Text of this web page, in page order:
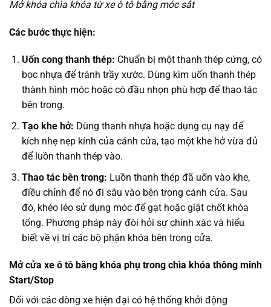
Mở khóa chìa khóa từ xe ô tô bằng móc sắt
Các bước thực hiện:
Uốn cong thanh thép: Chuẩn bị một thanh thép cứng, có
bọc nhựa để tránh trầy xước. Dùng kìm uốn thanh thép
thành hình móc hoặc có đầu nhọn phù hợp để thao tác
bên trong.
Tạo khe hở: Dùng thanh nhựa hoặc dụng cụ nạy để
kích nhẹ nẹp kính của cánh cửa, tạo một khe hở vừa đủ
để luồn thanh thép vào.
Thao tác bên trong: Luồn thanh thép đã uốn vào khe,
điều chỉnh để nó đi sâu vào bên trong cánh cửa. Sau
đó, khéo léo sử dụng móc để gạt hoặc giật chốt khóa
tổng. Phương pháp này đòi hỏi sự chính xác và hiểu
biết về vị trí các bộ phận khóa bên trong cửa.
Mở cửa xe ô tô bằng khóa phụ trong chìa khóa thông minh
Start/Stop
Đối với các dòng xe hiện đại có hệ thống khởi động